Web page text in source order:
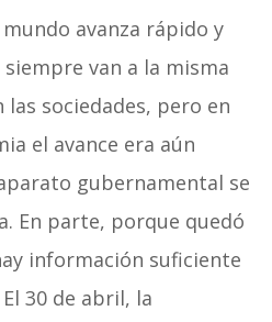
avanza rápido y
van a la misma
las sociedades, pero en
el avance era aún
gubernamental se
En parte, porque quedó
información suficiente
30 de abril, la